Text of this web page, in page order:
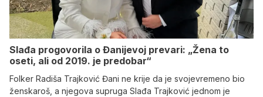
Slađa progovorila o Đanijevoj prevari: „Žena to
oseti, ali od 2019. je predobar“
Folker Radiša Trajković Đani ne krije da je svojevremeno bio
ženskaroš, a njegova supruga Slađa Trajković jednom je